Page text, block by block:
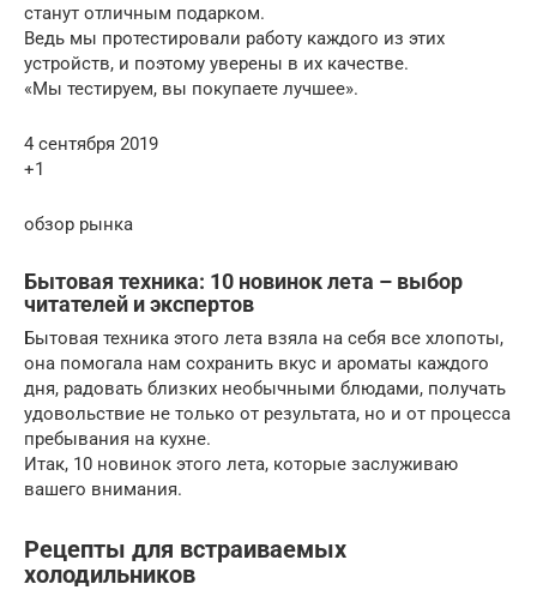
станут отличным подарком.
Ведь мы протестировали работу каждого из этих
устройств, и поэтому уверены в их качестве.
«Мы тестируем, вы покупаете лучшее».
4 сентября 2019
+1
обзор рынка
Бытовая техника: 10 новинок лета – выбор
читателей и экспертов
Бытовая техника этого лета взяла на себя все хлопоты,
она помогала нам сохранить вкус и ароматы каждого
дня, радовать близких необычными блюдами, получать
удовольствие не только от результата, но и от процесса
пребывания на кухне.
Итак, 10 новинок этого лета, которые заслуживаю
вашего внимания.
Рецепты для встраиваемых
холодильников